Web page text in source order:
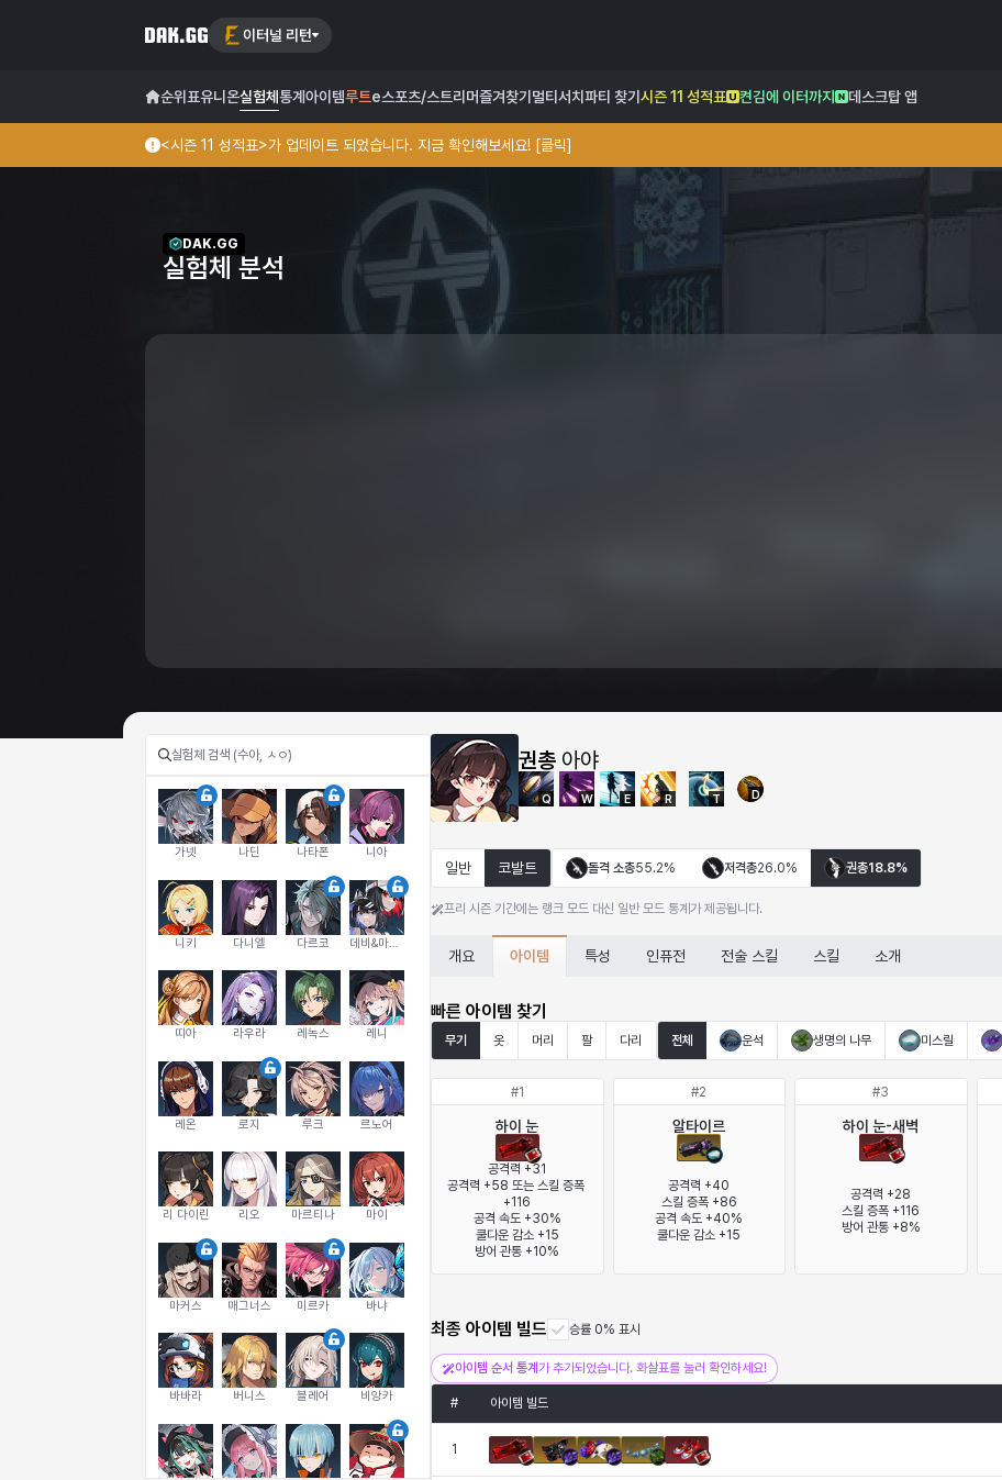
이터널 리턴
순위표유니온실험체 통계 아이템루트e스포츠/스트리머즐겨찾기 멀티서치 파티 찾기 시즌 11 성적표 켠김에 이터까지 데스크탑 앱
<시즌 11 성적표>가 업데이트 되었습니다. 지금 확인해보세요! [클릭]
DAK.GG
실험체 분석
가넷 나딘 나타폰 니아
니키 다니엘 다르코
띠아 라우라 레녹스 레니
레온 로지 루크 르노어
리 다이린 리오 마르티나 마이
마커스 매그너스 미르카 바냐
바바라 버니스 블레어 비앙카
권총 아야
Q W E R T D
일반 코발트 돌격 소총55.2% 저격총26.0% 권총18.8%
프리 시즌 기간에는 랭크 모드 대신 일반 모드 통계가 제공됩니다.
개요 아이템 특성 인퓨전 전술 스킬 스킬 소개
빠른 아이템 찾기
무기 옷 머리 팔 다리 전체 운석 생명의 나무 미스릴
#1
하이 눈
공격력 +31
공격력 +58 또는 스킬 증폭
+116
공격 속도 +30%
쿨다운 감소 +15
방어 관통 +10%
#2
알타이르
공격력 +40
스킬 증폭 +86
공격 속도 +40%
쿨다운 감소 +15
#3
하이 눈-새벽
공격력 +28
스킬 증폭 +116
방어 관통 +8%
최종 아이템 빌드 승률 0% 표시
아이템 순서 통계 가 추가되었습니다. 화살표를 눌러 확인하세요!
# 아이템 빌드
1